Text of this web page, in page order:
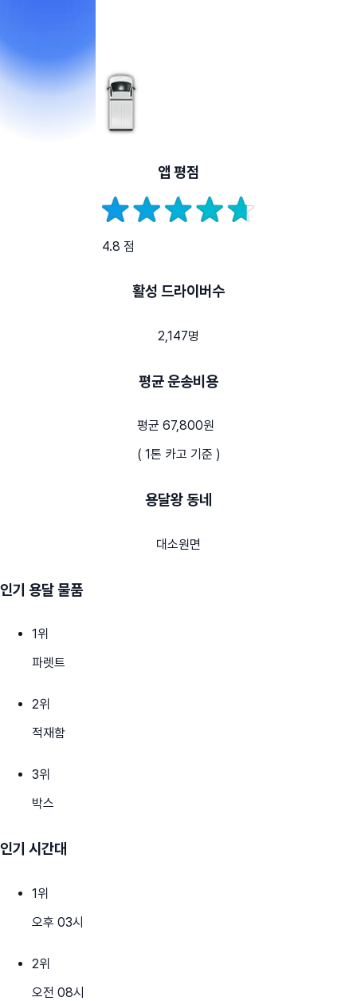
앱 평점
4.8 점
활성 드라이버수
2,147명
평균 운송비용
평균 67,800원
( 1톤 카고 기준 )
용달왕 동네
대소원면
인기 용달 물품
1위
파렛트
2위
적재함
3위
박스
인기 시간대
1위
오후 03시
2위
오전 08시